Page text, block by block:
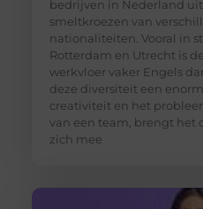
bedrijven in Nederland
smeltkroezen van
nationaliteiten. Vooral in
Rotterdam en Utrecht is
werkvloer vaker Engels
deze diversiteit een
creativiteit en het
van een team, brengt
zich mee